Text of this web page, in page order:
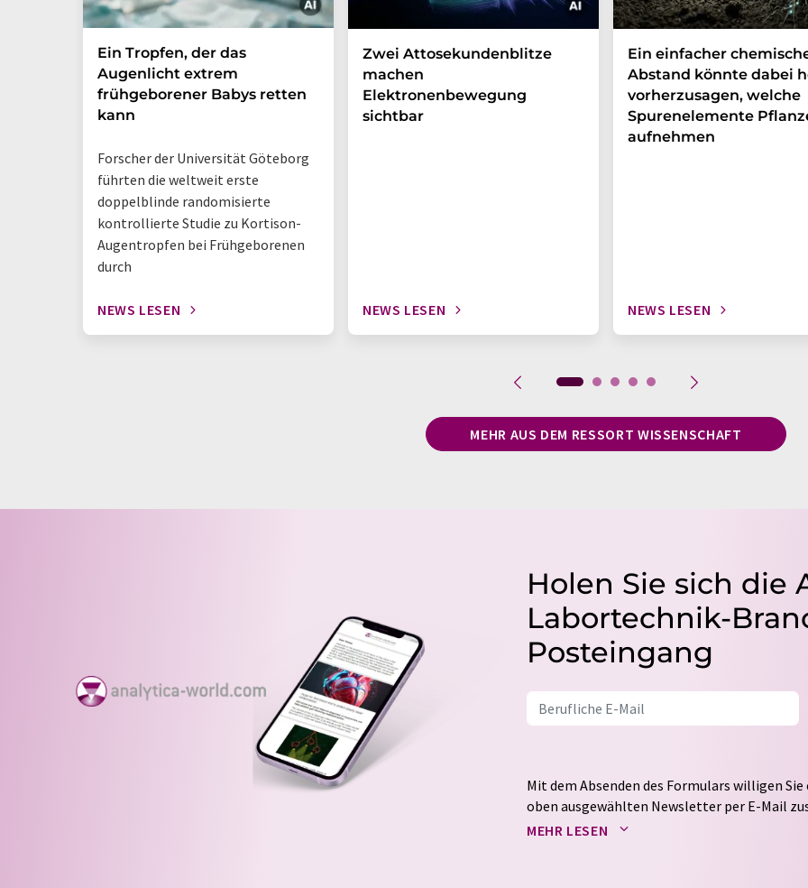
Ein Tropfen, der das
Augenlicht extrem
frühgeborener Babys retten
kann
Forscher der Universität Göteborg
führten die weltweit erste
doppelblinde randomisierte
kontrollierte Studie zu Kortison-
Augentropfen bei Frühgeborenen
durch
NEWS LESEN
Zwei Attosekundenblitze
machen
Elektronenbewegung
sichtbar
NEWS LESEN
Ein einfacher
Abstand könnte dabei
vorherzusagen, welche
Spurenelemente
aufnehmen
NEWS LESEN
MEHR AUS DEM RESSORT WISSENSCHAFT
Holen Sie sich die
Labortechnik-
Posteingang
Mit dem Absenden des Formulars willigen Sie
oben ausgewählten Newsletter per E-Mail
weitergegeben. Die Speicherung und
MEHR LESEN